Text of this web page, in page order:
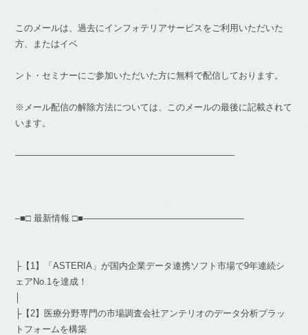
このメールは、過去にインフォテリアサービスをご利用いただいた
方、またはイベ
ント・セミナーにご参加いただいた方に無料で配信しております。
※メール配信の解除方法については、このメールの最後に記載されて
います。
————————————————————————–
–■□ 最新情報 □■——————————————————
├【1】「ASTERIA」が国内企業データ連携ソフト市場で9年連続シ
ェアNo.1を達成！
├【2】医療分野専門の市場調査会社アンテリオのデータ分析プラッ
トフォームを構築